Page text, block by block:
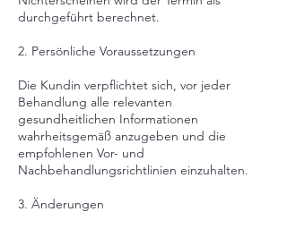
durchgeführt berechnet.
2. Persönliche Voraussetzungen
Die Kundin verpflichtet sich, vor jeder
Behandlung alle relevanten
gesundheitlichen Informationen
wahrheitsgemäß anzugeben und die
empfohlenen Vor- und
Nachbehandlungsrichtlinien einzuhalten.
3. Änderungen